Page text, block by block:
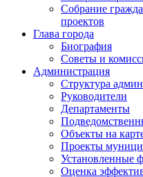
Собрание
проектов
Глава города
Биография
Советы и
Администрация
Структура
Руководители
Департаменты
Объекты на
Проекты
Установленные
Оценка